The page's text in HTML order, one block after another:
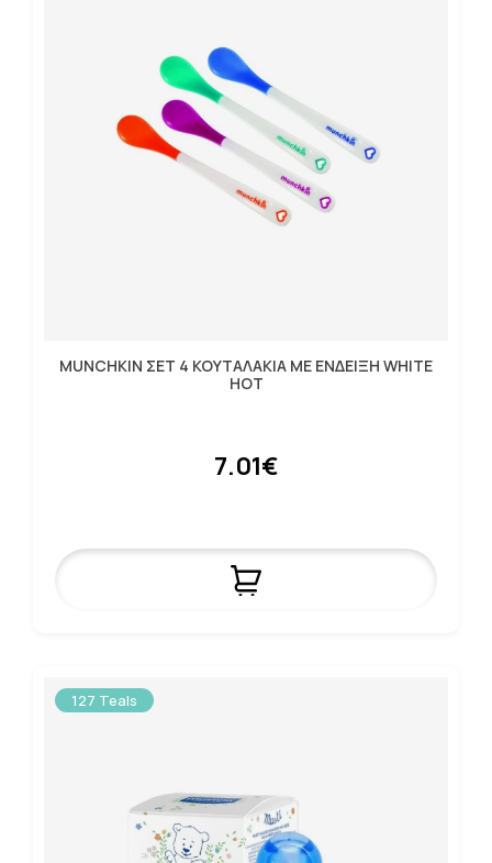
MUNCHKIN ΣΕΤ 4 ΚΟΥΤΑΛΑΚΙΑ ΜΕ ΕΝΔΕΙΞΗ WHITE
HOT
7.01€
127 Teals